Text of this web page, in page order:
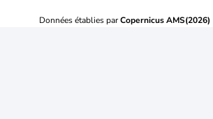
Données établies parCopernicus AMS(2026)